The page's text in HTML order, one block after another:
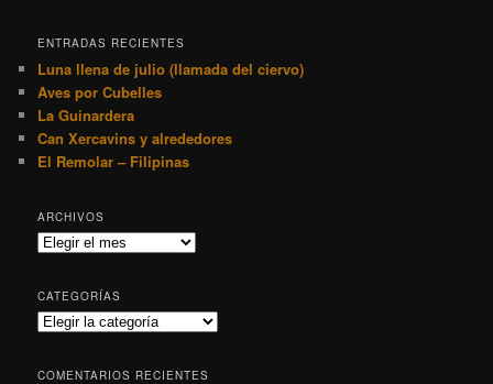
ENTRADAS RECIENTES
Luna llena de julio (llamada del ciervo)
Aves por Cubelles
La Guinardera
Can Xercavins y alrededores
El Remolar – Filipinas
ARCHIVOS
Archivos
CATEGORÍAS
Categorías
COMENTARIOS RECIENTES